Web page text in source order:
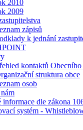
2010
2009
zápisů
k jednání
kontaktů Obecního
struktura obce
osob
informace dle zákona
systém -